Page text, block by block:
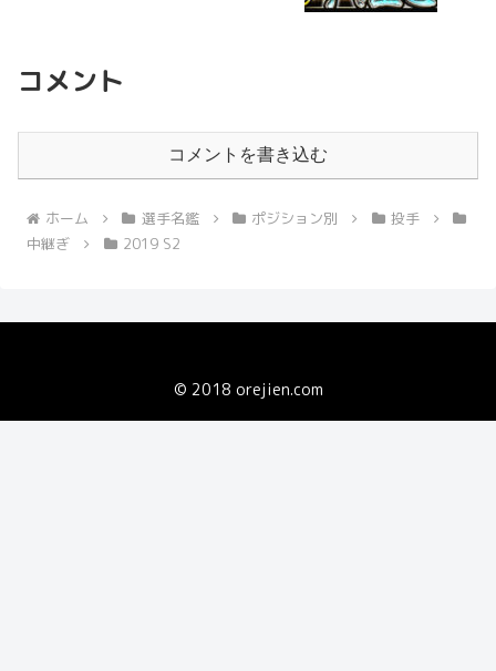
コメント
コメントを書き込む
ホーム 選手名鑑 ポジション別
投手
中継ぎ
2019 S2
© 2018 orejien.com